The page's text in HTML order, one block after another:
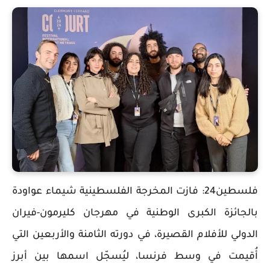
فلسطين24: فازت المخرجة الفلسطينية شيماء عواودة
بالجائزة الكبرى الوطنية في مهرجان كليرمون-فيران
الدولي للأفلام القصيرة، في دورته الثامنة والأربعين التي
أُقيمت في وسط فرنسا، ليُسجّل اسمها بين أبرز